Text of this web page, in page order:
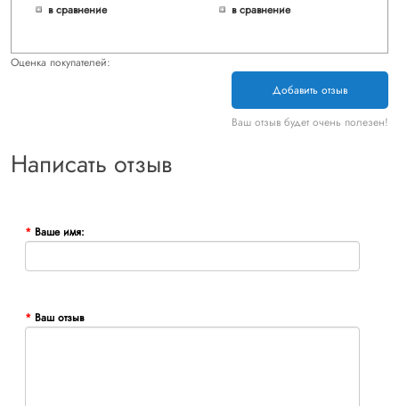
в сравнение
в сравнение
Оценка покупателей:
Добавить отзыв
Ваш отзыв будет очень полезен!
Написать отзыв
Ваше имя:
Ваш отзыв